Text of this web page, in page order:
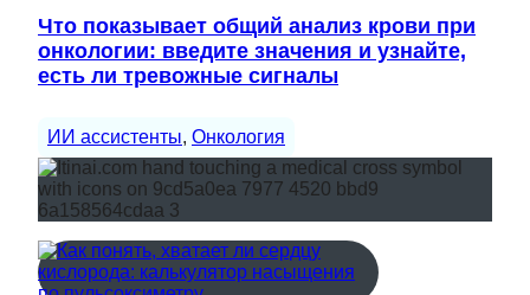
Что показывает общий анализ крови при
онкологии: введите значения и узнайте,
есть ли тревожные сигналы
ИИ ассистенты, Онкология